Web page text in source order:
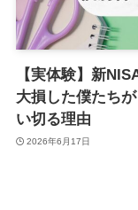
【実体験】新
大損した僕たち
い切る理由
2026年6月17日